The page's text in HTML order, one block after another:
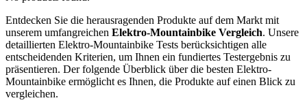
Entdecken Sie die herausragenden Produkte auf dem Markt mit
unserem umfangreichen Elektro-Mountainbike Vergleich. Unsere
detaillierten Elektro-Mountainbike Tests berücksichtigen alle
entscheidenden Kriterien, um Ihnen ein fundiertes Testergebnis zu
präsentieren. Der folgende Überblick über die besten Elektro-
Mountainbike ermöglicht es Ihnen, die Produkte auf einen Blick zu
vergleichen.